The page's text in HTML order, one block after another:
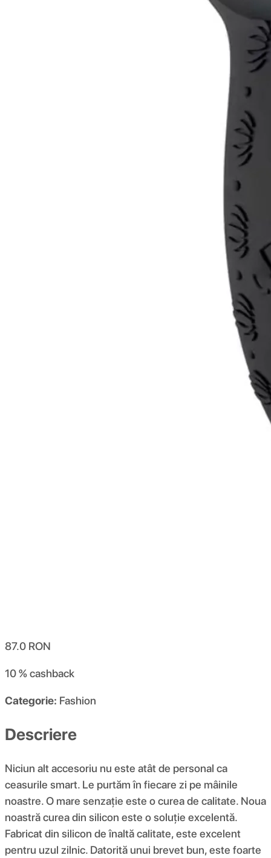
87.0 RON
10 %cashback
Categorie: Fashion
Descriere
Niciun alt accesoriu nu este atât de personal ca
ceasurile smart. Le purtăm în fiecare zi pe mâinile
noastre. O mare senzație este o curea de calitate. Noua
noastră curea din silicon este o soluție excelentă.
Fabricat din silicon de înaltă calitate, este excelent
pentru uzul zilnic. Datorită unui brevet bun, este foarte